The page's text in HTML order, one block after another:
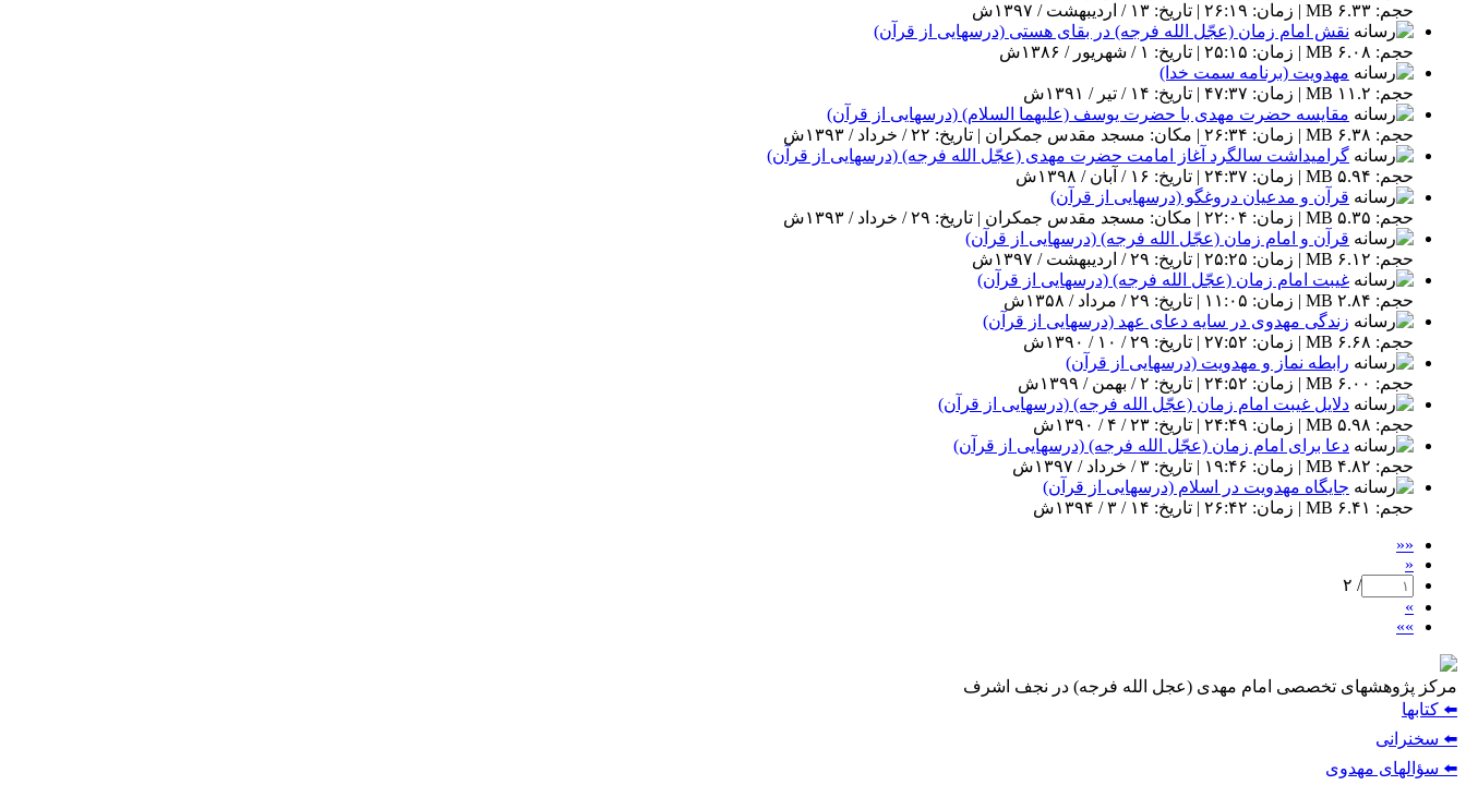
حجم: ۶.۳۳ MB | زمان: ۲۶:۱۹ | تاریخ: ۱۳ / اردیبهشت / ۱۳۹۷ش
نقش امام زمان (عجّل الله فرجه) در بقای هستی (درسهایی از قرآن)
حجم: ۶.۰۸ MB | زمان: ۲۵:۱۵ | تاریخ: ۱ / شهریور / ۱۳۸۶ش
مهدویت (برنامه سمت خدا)
حجم: ۱۱.۲ MB | زمان: ۴۷:۳۷ | تاریخ: ۱۴ / تیر / ۱۳۹۱ش
مقایسه حضرت مهدی با حضرت یوسف (علیهما السلام) (درسهایی از قرآن)
حجم: ۶.۳۸ MB | زمان: ۲۶:۳۴ | مکان: مسجد مقدس جمکران | تاریخ: ۲۲ / خرداد / ۱۳۹۳ش
گرامیداشت سالگرد آغاز امامت حضرت مهدی (عجّل الله فرجه) (درسهایی از قرآن)
حجم: ۵.۹۴ MB | زمان: ۲۴:۳۷ | تاریخ: ۱۶ / آبان / ۱۳۹۸ش
قرآن و مدعیان دروغگو (درسهایی از قرآن)
حجم: ۵.۳۵ MB | زمان: ۲۲:۰۴ | مکان: مسجد مقدس جمکران | تاریخ: ۲۹ / خرداد / ۱۳۹۳ش
قرآن و امام زمان (عجّل الله فرجه) (درسهایی از قرآن)
حجم: ۶.۱۲ MB | زمان: ۲۵:۲۵ | تاریخ: ۲۹ / اردیبهشت / ۱۳۹۷ش
غیبت امام زمان (عجّل الله فرجه) (درسهایی از قرآن)
حجم: ۲.۸۴ MB | زمان: ۱۱:۰۵ | تاریخ: ۲۹ / مرداد / ۱۳۵۸ش
زندگی مهدوی در سایه دعای عهد (درسهایی از قرآن)
حجم: ۶.۶۸ MB | زمان: ۲۷:۵۲ | تاریخ: ۲۹ / ۱۰ / ۱۳۹۰ش
رابطه نماز و مهدویت (درسهایی از قرآن)
حجم: ۶.۰۰ MB | زمان: ۲۴:۵۲ | تاریخ: ۲ / بهمن / ۱۳۹۹ش
دلایل غیبت امام زمان (عجّل الله فرجه) (درسهایی از قرآن)
حجم: ۵.۹۸ MB | زمان: ۲۴:۴۹ | تاریخ: ۲۳ / ۴ / ۱۳۹۰ش
دعا برای امام زمان (عجّل الله فرجه) (درسهایی از قرآن)
حجم: ۴.۸۲ MB | زمان: ۱۹:۴۶ | تاریخ: ۳ / خرداد / ۱۳۹۷ش
جایگاه مهدویت در اسلام (درسهایی از قرآن)
حجم: ۶.۴۱ MB | زمان: ۲۶:۴۲ | تاریخ: ۱۴ / ۳ / ۱۳۹۴ش
««
«
/ ۲
»
»»
مركز پژوهشهای تخصصی امام مهدی (عجل الله فرجه) در نجف اشرف
⬅️ كتابها
⬅️ سخنرانى
⬅️ سؤالهاى مهدوى